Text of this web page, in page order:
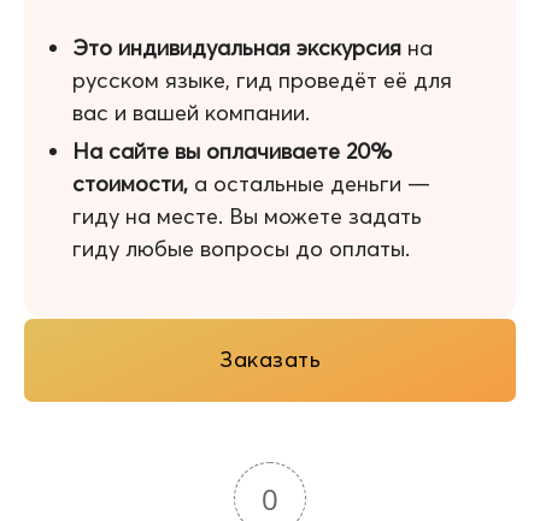
Это индивидуальная экскурсия на
русском языке, гид проведёт её для
вас и вашей компании.
На сайте вы оплачиваете 20%
стоимости, а остальные деньги —
гиду на месте. Вы можете задать
гиду любые вопросы до оплаты.
Заказать
0